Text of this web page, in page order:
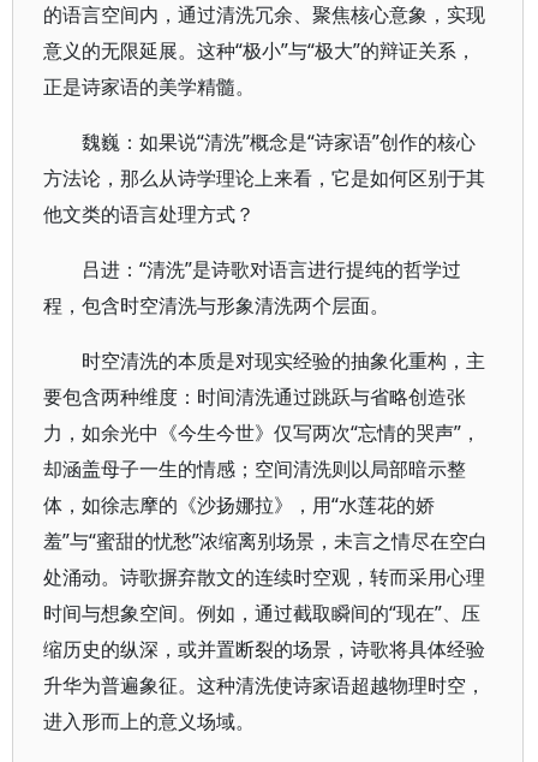
的语言空间内，通过清洗冗余、聚焦核心意象，实现
意义的无限延展。这种“极小”与“极大”的辩证关系，
正是诗家语的美学精髓。
魏巍：如果说“清洗”概念是“诗家语”创作的核心
方法论，那么从诗学理论上来看，它是如何区别于其
他文类的语言处理方式？
吕进：“清洗”是诗歌对语言进行提纯的哲学过
程，包含时空清洗与形象清洗两个层面。
时空清洗的本质是对现实经验的抽象化重构，主
要包含两种维度：时间清洗通过跳跃与省略创造张
力，如余光中《今生今世》仅写两次“忘情的哭声”，
却涵盖母子一生的情感；空间清洗则以局部暗示整
体，如徐志摩的《沙扬娜拉》，用“水莲花的娇
羞”与“蜜甜的忧愁”浓缩离别场景，未言之情尽在空白
处涌动。诗歌摒弃散文的连续时空观，转而采用心理
时间与想象空间。例如，通过截取瞬间的“现在”、压
缩历史的纵深，或并置断裂的场景，诗歌将具体经验
升华为普遍象征。这种清洗使诗家语超越物理时空，
进入形而上的意义场域。